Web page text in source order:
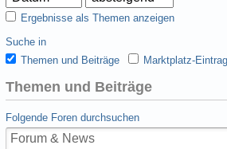
Ergebnisse als Themen anzeigen
Suche in
Themen und Beiträge
Marktplatz-Eintrag
Themen und Beiträge
Folgende Foren durchsuchen